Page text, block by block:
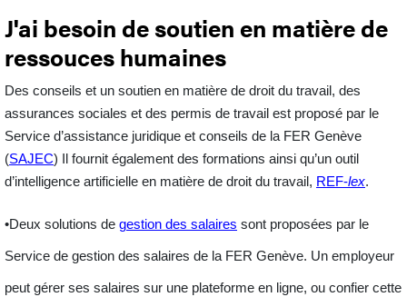
J'ai besoin de soutien en matière de
ressouces humaines
Des conseils et un soutien en matière de droit du travail, des
assurances sociales et des permis de travail est proposé par le
Service d’assistance juridique et conseils de la FER Genève
(SAJEC) Il fournit également des formations ainsi qu’un outil
d’intelligence artificielle en matière de droit du travail, REF-lex.
•Deux solutions de gestion des salaires sont proposées par le
Service de gestion des salaires de la FER Genève. Un employeur
peut gérer ses salaires sur une plateforme en ligne, ou confier cette